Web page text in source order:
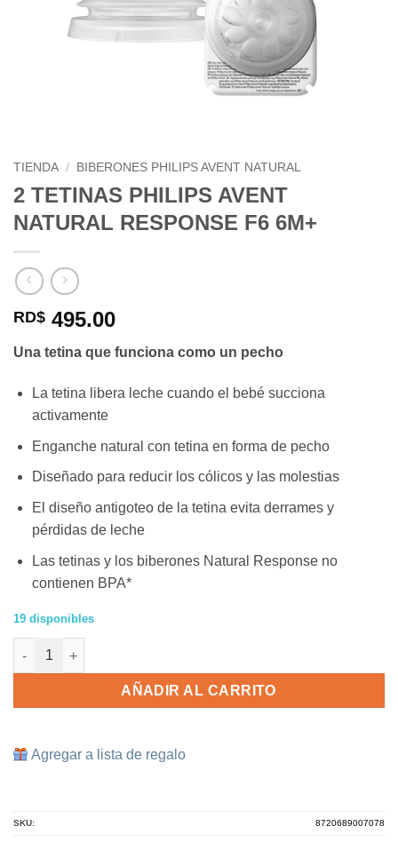
TIENDA / BIBERONES PHILIPS AVENT NATURAL
2 TETINAS PHILIPS AVENT
NATURAL RESPONSE F6 6M+
RD$ 495.00
Una tetina que funciona como un pecho
La tetina libera leche cuando el bebé succiona
activamente
Enganche natural con tetina en forma de pecho
Diseñado para reducir los cólicos y las molestias
El diseño antigoteo de la tetina evita derrames y
pérdidas de leche
Las tetinas y los biberones Natural Response no
contienen BPA*
19 disponibles
2 Tetinas Philips AVENT NATURAL RESPONSE F6 6M+ cantidad
AÑADIR AL CARRITO
Agregar a lista de regalo
SKU: 8720689007078